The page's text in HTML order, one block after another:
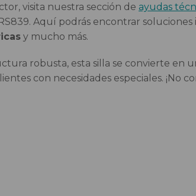
visita nuestra sección de ayudas
Aquí podrás encontrar soluciones
y mucho más.
robusta, esta silla se convierte en
con necesidades especiales. ¡No